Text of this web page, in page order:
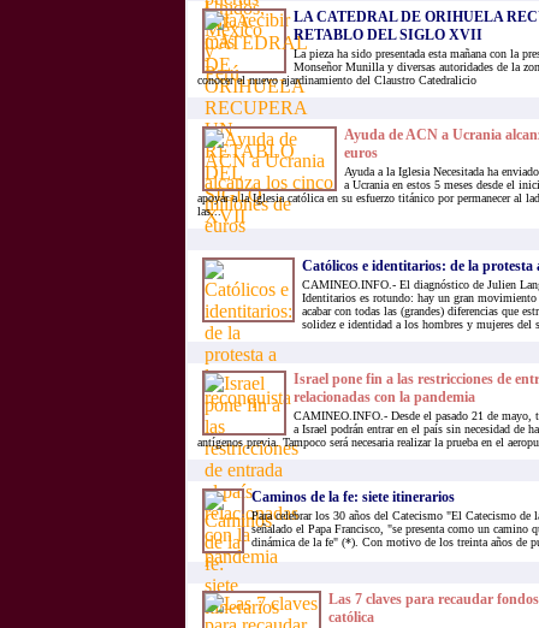
LA CATEDRAL DE ORIHUELA
RETABLO DEL SIGLO XVII
La pieza ha sido presentada esta mañana con la
Monseñor Munilla y diversas autoridades de la
conocer el nuevo ajardinamiento del Claustro Catedralicio
Ayuda de ACN a Ucrania
euros
Ayuda a la Iglesia Necesitada ha
a Ucrania en estos 5 meses desde el
apoyar a la Iglesia católica en su esfuerzo titánico por permanecer al
las...
Católicos e identitarios: de la protesta
CAMINEO.INFO.- El diagnóstico de Julien
Identitarios es rotundo: hay un gran
acabar con todas las (grandes) diferencias que
solidez e identidad a los hombres y mujeres
Israel pone fin a las restricciones de
relacionadas con la pandemia
CAMINEO.INFO.- Desde el pasado 21 de mayo,
a Israel podrán entrar en el país sin necesidad de
antígenos previa. Tampoco será necesaria realizar la prueba en el
Caminos de la fe: siete itinerarios
Para celebrar los 30 años del Catecismo "El Catecismo de
señalado el Papa Francisco, "se presenta como un camino
dinámica de la fe" (*). Con motivo de los treinta años de
Las 7 claves para recaudar
católica